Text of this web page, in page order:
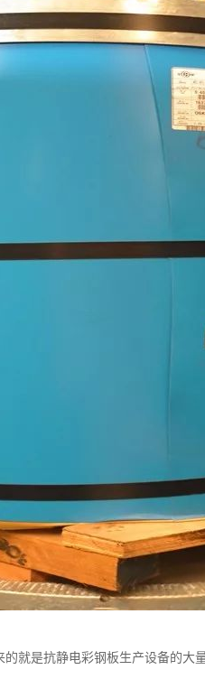
就是抗静电彩钢板生产设备的大